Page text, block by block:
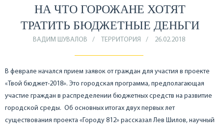
НА ЧТО ГОРОЖАНЕ ХОТЯТ
ТРАТИТЬ БЮДЖЕТНЫЕ ДЕНЬГИ
ВАДИМ ШУВАЛОВ ТЕРРИТОРИЯ 26.02.2018
В феврале начался прием заявок от граждан для участия в проекте
«Твой бюджет-2018». Это городская программа, предполагающая
участие граждан в распределении бюджетных средств на развитие
городской среды. Об основных итогах двух первых лет
существования проекта «Городу 812» рассказал Лев Шилов, научный